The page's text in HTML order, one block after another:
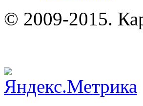
© 2009-2015.